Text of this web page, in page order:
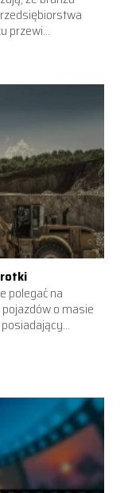
przewi...
polegać na
o masie